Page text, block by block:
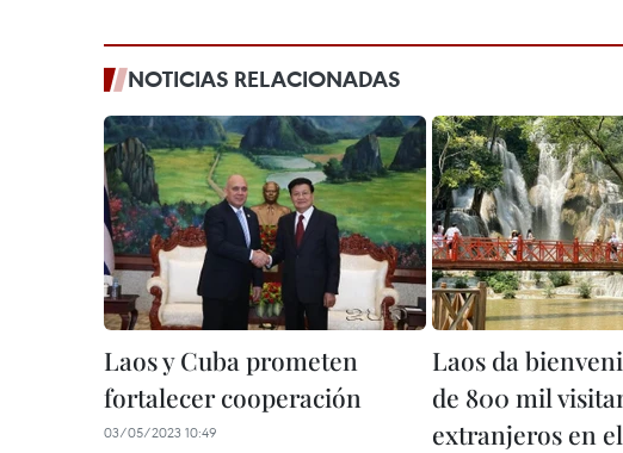
NOTICIAS RELACIONADAS
Laos y Cuba prometen
fortalecer cooperación
03/05/2023 10:49
Laos da
de 800 mil
extranjeros en